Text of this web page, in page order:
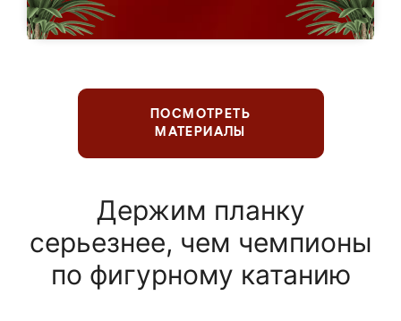
ПОСМОТРЕТЬ
МАТЕРИАЛЫ
Держим планку
серьезнее, чем чемпионы
по фигурному катанию